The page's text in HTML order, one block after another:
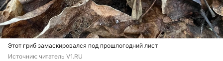
Этот гриб замаскировался под прошлогодний лист
Источник: читатель V1.RU